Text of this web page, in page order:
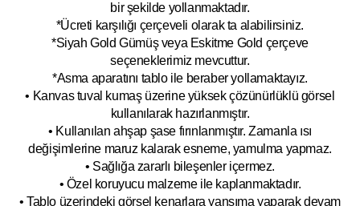
bir şekilde yollanmaktadır.
*Ücreti karşılığı çerçeveli olarak ta alabilirsiniz.
*Siyah Gold Gümüş veya Eskitme Gold çerçeve
seçeneklerimiz mevcuttur.
*Asma aparatını tablo ile beraber yollamaktayız.
• Kanvas tuval kumaş üzerine yüksek çözünürlüklü görsel
kullanılarak hazırlanmıştır.
• Kullanılan ahşap şase fırınlanmıştır. Zamanla ısı
değişimlerine maruz kalarak esneme, yamulma yapmaz.
• Sağlığa zararlı bileşenler içermez.
• Özel koruyucu malzeme ile kaplanmaktadır.
• Tablo üzerindeki görsel kenarlara yansıma yaparak devam